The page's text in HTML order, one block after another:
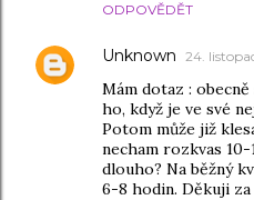
ODPOVĚDĚT
Unknown 24.
Mám dotaz :
ho, když je ve své
Potom může již
necham rozkvas
dlouho? Na běžný
6-8 hodin. Děkuji za